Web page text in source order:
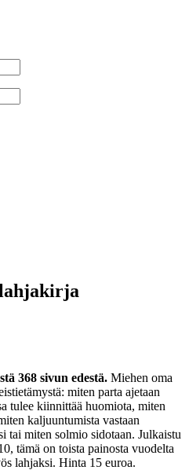
368 sivun edestä. Miehen oma
miten parta ajetaan
tulee kiinnittää huomiota, miten
kaljuuntumista vastaan
tai miten solmio sidotaan. Julkaistu
tämä on toista painosta vuodelta
lahjaksi. Hinta 15 euroa.